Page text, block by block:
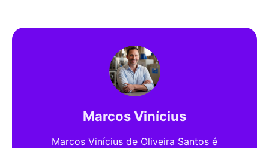
Marcos Vinícius
Marcos Vinícius de Oliveira Santos é